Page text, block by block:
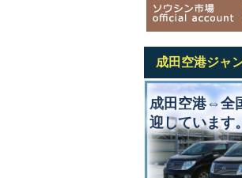
成田空港ジャ
成田空港⇔全
迎しています。